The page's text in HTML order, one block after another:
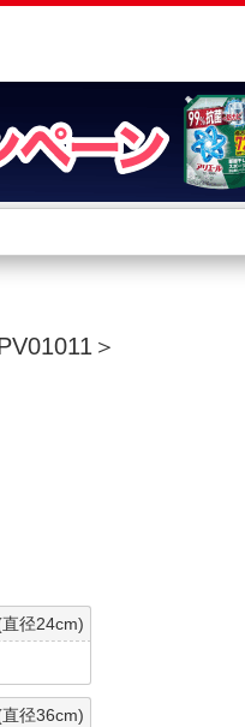
店舗サービス
ネット取り置き
＞
径24cm)
径36cm)